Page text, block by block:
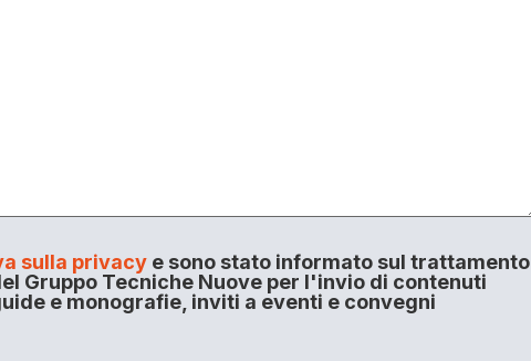
sulla privacye sono stato informato sul trattamento
Gruppo Tecniche Nuove per l'invio di contenuti
e monografie, inviti a eventi e convegni